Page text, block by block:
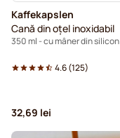
Kaffekapslen
Cană din oțel inoxidabil
350 ml - cu mâner din silicon
4.6(125)
32,69 lei